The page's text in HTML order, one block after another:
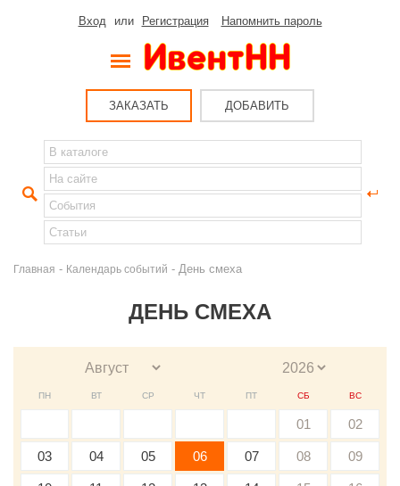
Вход или Регистрация Напомнить пароль
ЗАКАЗАТЬ ДОБАВИТЬ
Главная - Календарь событий - День смеха
ДЕНЬ СМЕХА
ПН ВТ СР ЧТ ПТ СБ ВС
01 02
03 04 05 06 07 08 09